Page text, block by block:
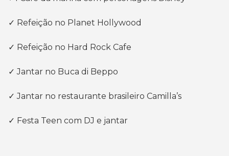
✓ Refeição no Planet Hollywood
✓ Refeição no Hard Rock Cafe
✓ Jantar no Buca di Beppo
✓ Jantar no restaurante brasileiro Camilla’s
✓ Festa Teen com DJ e jantar